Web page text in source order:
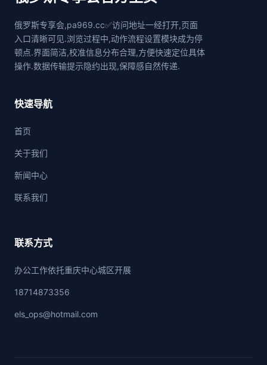
俄罗斯专享会,pa969.cc✅访问地址一经打开,页面
入口清晰可见.浏览过程中,动作流程设置模块成为停
顿点.界面简洁,校准信息分布合理,方便快速定位具体
操作.数据传输提示隐约出现,保障感自然传递.
快速导航
首页
关于我们
新闻中心
联系我们
联系方式
办公工作依托重庆中心城区开展
18714873356
els_ops@hotmail.com